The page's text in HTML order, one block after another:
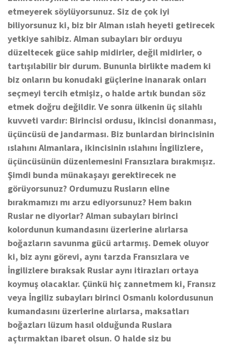
etmeyerek söylüyorsunuz. Siz de çok iyi
biliyorsunuz ki, biz bir Alman ıslah heyeti getirecek
yetkiye sahibiz. Alman subayları bir orduyu
düzeltecek güce sahip midirler, değil midirler, o
tartışılabilir bir durum. Bununla birlikte madem ki
biz onların bu konudaki güçlerine inanarak onları
seçmeyi tercih etmişiz, o halde artık bundan söz
etmek doğru değildir. Ve sonra ülkenin üç silahlı
kuvveti vardır: Birincisi ordusu, ikincisi donanması,
üçüncüsü de jandarması. Biz bunlardan birincisinin
ıslahını Almanlara, ikincisinin ıslahını İngilizlere,
üçüncüsünün düzenlemesini Fransızlara bırakmışız.
Şimdi bunda münakaşayı gerektirecek ne
görüyorsunuz? Ordumuzu Rusların eline
bırakmamızı mı arzu ediyorsunuz? Hem bakın
Ruslar ne diyorlar? Alman subayları birinci
kolordunun kumandasını üzerlerine alırlarsa
boğazların savunma gücü artarmış. Demek oluyor
ki, biz aynı görevi, aynı tarzda Fransızlara ve
İngilizlere bıraksak Ruslar aynı itirazları ortaya
koymuş olacaklar. Çünkü hiç zannetmem ki, Fransız
veya İngiliz subayları birinci Osmanlı kolordusunun
kumandasını üzerlerine alırlarsa, maksatları
boğazları lüzum hasıl olduğunda Ruslara
açtırmaktan ibaret olsun. O halde siz bu